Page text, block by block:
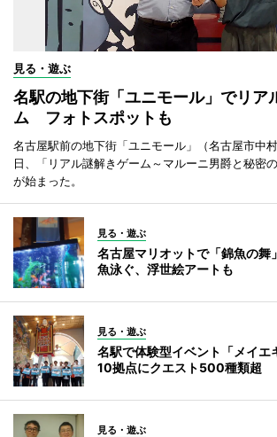
見る・遊ぶ
名駅の地下街「ユニモール」でリア
ム フォトスポットも
名古屋駅前の地下街「ユニモール」（名古屋市中
日、「リアル謎解きゲーム～マルーニ男爵と秘密
が始まった。
見る・遊ぶ
名古屋マリオットで「錦魚の
魚泳ぐ、浮世絵アートも
見る・遊ぶ
名駅で体験型イベント「メイ
10拠点にクエスト500種類超
見る・遊ぶ